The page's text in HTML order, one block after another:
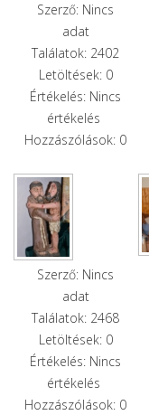
Szerző: Nincs
adat
Találatok: 2402
Letöltések: 0
Értékelés: Nincs
értékelés
Hozzászólások: 0
Szerző: Nincs
adat
Találatok: 2468
Letöltések: 0
Értékelés: Nincs
értékelés
Hozzászólások: 0